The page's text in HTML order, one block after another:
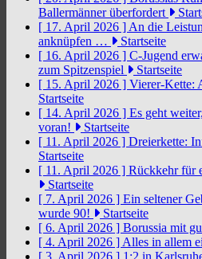
Ballermänner überfordert
[ 17. April 2026 ] An die
anknüpfen …
Startseite
[ 16. April 2026 ] C-Jugend
zum Spitzenspiel
Startseite
[ 15. April 2026 ] Vierer-Kette:
Startseite
[ 14. April 2026 ] Es geht
voran!
Startseite
[ 11. April 2026 ] Dreierkette:
Startseite
[ 11. April 2026 ] Rückkehr für
Startseite
[ 7. April 2026 ] Ein seltener
wurde 90!
Startseite
[ 6. April 2026 ] Borussia mit
[ 4. April 2026 ] Alles in allem
[ 3. April 2026 ] 1:2 in